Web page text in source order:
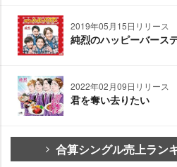
2019年05月15日リリース
純烈のハッピーバース
2022年02月09日リリース
君を奪い去りたい
合算シングル売上ラン